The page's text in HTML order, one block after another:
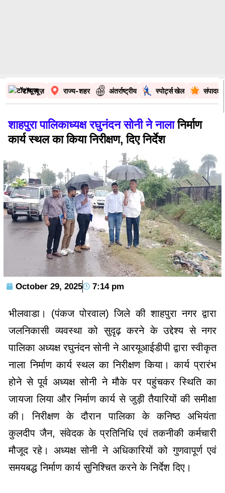
टॉप न्यूज़ राज्य-शहर अंतर्राष्ट्रीय स्पोर्ट्स खेल
शाहपुरा पालिकाध्यक्ष रघुनंदन सोनी ने नालानिर्माण
कार्य स्थल का किया निरीक्षण, दिए निर्देश
October 29, 2025 7:14 pm
भीलवाडा। (पंकज पोरवाल) जिले की शाहपुरा नगर द्वारा
जलनिकासी व्यवस्था को सुदृढ़ करने के उद्देश्य से नगर
पालिका अध्यक्ष रघुनंदन सोनी ने आरयूआईडीपी द्वारा स्वीकृत
नाला निर्माण कार्य स्थल का निरीक्षण किया। कार्य प्रारंभ
होने से पूर्व अध्यक्ष सोनी ने मौके पर पहुंचकर स्थिति का
जायजा लिया और निर्माण कार्य से जुड़ी तैयारियों की समीक्षा
की। निरीक्षण के दौरान पालिका के कनिष्ठ अभियंता
कुलदीप जैन, संवेदक के प्रतिनिधि एवं तकनीकी कर्मचारी
मौजूद रहे। अध्यक्ष सोनी ने अधिकारियों को गुणवापूर्ण एवं
समयबद्ध निर्माण कार्य सुनिश्चित करने के निर्देश दिए।